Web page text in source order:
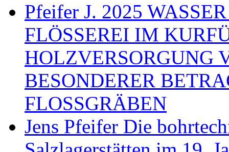
Pfeifer J. 2025
FLÖSSEREI IM
HOLZVERSORGUNG
BESONDERER
FLOSSGRÄBEN
Jens Pfeifer Die